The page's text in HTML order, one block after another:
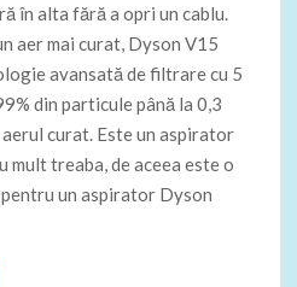
în alta fără a opri un cablu.
aer mai curat, Dyson V15
avansată de filtrare cu 5
din particule până la 0,3
curat. Este un aspirator
mult treaba, de aceea este o
un aspirator Dyson